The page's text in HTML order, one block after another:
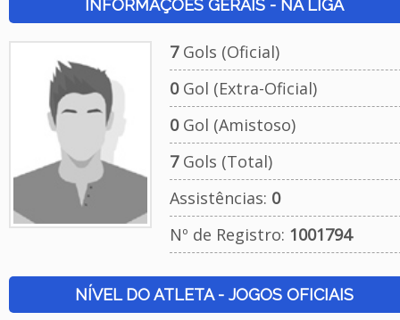
INFORMAÇÕES GERAIS - NA LIGA
7Gols (Oficial)
0Gol (Extra-Oficial)
0Gol (Amistoso)
7Gols (Total)
Assistências: 0
Nº de Registro: 1001794
NÍVEL DO ATLETA - JOGOS OFICIAIS